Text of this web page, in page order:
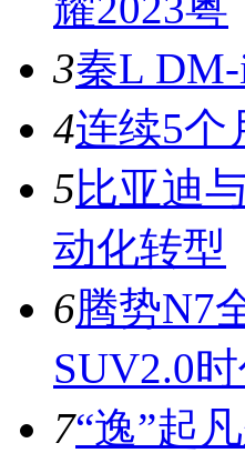
3秦L
4连续5个
5比亚迪
动化转型
6腾势N7
SUV2.0
7“逸”起